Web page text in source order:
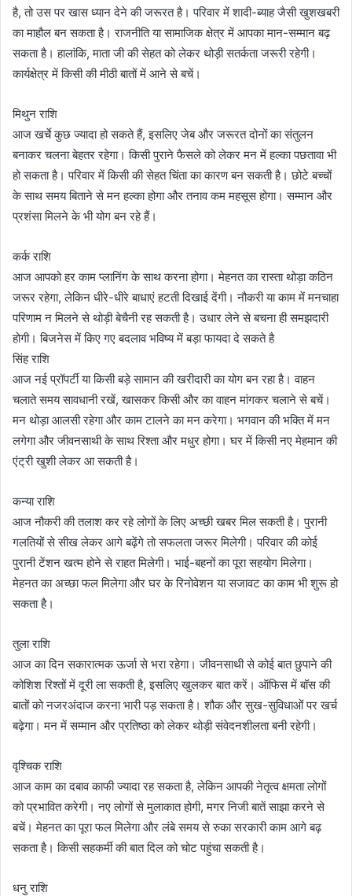
है, तो उस पर खास ध्यान देने की जरूरत है। परिवार में शादी-ब्याह जैसी खुशखबरी
का माहौल बन सकता है। राजनीति या सामाजिक क्षेत्र में आपका मान-सम्मान बढ़
सकता है। हालांकि, माता जी की सेहत को लेकर थोड़ी सतर्कता जरूरी रहेगी।
कार्यक्षेत्र में किसी की मीठी बातों में आने से बचें।
मिथुन राशि
आज खर्चे कुछ ज्यादा हो सकते हैं, इसलिए जेब और जरूरत दोनों का संतुलन
बनाकर चलना बेहतर रहेगा। किसी पुराने फैसले को लेकर मन में हल्का पछतावा भी
हो सकता है। परिवार में किसी की सेहत चिंता का कारण बन सकती है। छोटे बच्चों
के साथ समय बिताने से मन हल्का होगा और तनाव कम महसूस होगा। सम्मान और
प्रशंसा मिलने के भी योग बन रहे हैं।
कर्क राशि
आज आपको हर काम प्लानिंग के साथ करना होगा। मेहनत का रास्ता थोड़ा कठिन
जरूर रहेगा, लेकिन धीरे-धीरे बाधाएं हटती दिखाई देंगी। नौकरी या काम में मनचाहा
परिणाम न मिलने से थोड़ी बेचैनी रह सकती है। उधार लेने से बचना ही समझदारी
होगी। बिजनेस में किए गए बदलाव भविष्य में बड़ा फायदा दे सकते है
सिंह राशि
आज नई प्रॉपर्टी या किसी बड़े सामान की खरीदारी का योग बन रहा है। वाहन
चलाते समय सावधानी रखें, खासकर किसी और का वाहन मांगकर चलाने से बचें।
मन थोड़ा आलसी रहेगा और काम टालने का मन करेगा। भगवान की भक्ति में मन
लगेगा और जीवनसाथी के साथ रिश्ता और मधुर होगा। घर में किसी नए मेहमान की
एंट्री खुशी लेकर आ सकती है।
कन्या राशि
आज नौकरी की तलाश कर रहे लोगों के लिए अच्छी खबर मिल सकती है। पुरानी
गलतियों से सीख लेकर आगे बढ़ेंगे तो सफलता जरूर मिलेगी। परिवार की कोई
पुरानी टेंशन खत्म होने से राहत मिलेगी। भाई-बहनों का पूरा सहयोग मिलेगा।
मेहनत का अच्छा फल मिलेगा और घर के रिनोवेशन या सजावट का काम भी शुरू हो
सकता है।
तुला राशि
आज का दिन सकारात्मक ऊर्जा से भरा रहेगा। जीवनसाथी से कोई बात छुपाने की
कोशिश रिश्तों में दूरी ला सकती है, इसलिए खुलकर बात करें। ऑफिस में बॉस की
बातों को नजरअंदाज करना भारी पड़ सकता है। शौक और सुख-सुविधाओं पर खर्च
बढ़ेगा। मन में सम्मान और प्रतिष्ठा को लेकर थोड़ी संवेदनशीलता बनी रहेगी।
वृश्चिक राशि
आज काम का दबाव काफी ज्यादा रह सकता है, लेकिन आपकी नेतृत्व क्षमता लोगों
को प्रभावित करेगी। नए लोगों से मुलाकात होगी, मगर निजी बातें साझा करने से
बचें। मेहनत का पूरा फल मिलेगा और लंबे समय से रुका सरकारी काम आगे बढ़
सकता है। किसी सहकर्मी की बात दिल को चोट पहुंचा सकती है।
धनु राशि